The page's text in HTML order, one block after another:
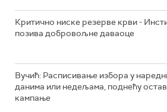
Критично ниске резерве крви -
позива добровољне даваоце
Вучић: Расписивање избора у
данима или недељама, поднећу
кампање